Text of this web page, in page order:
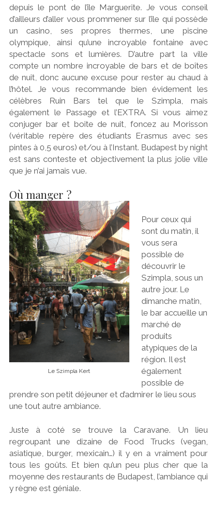
depuis le pont de l’île Marguerite. Je vous conseil
d’ailleurs d’aller vous prommener sur l’île qui possède
un casino, ses propres thermes, une piscine
olympique, ainsi qu’une incroyable fontaine avec
spectacle sons et lumières. D’autre part la ville
compte un nombre incroyable de bars et de boîtes
de nuit, donc aucune excuse pour rester au chaud à
l’hôtel. Je vous recommande bien évidement les
célèbres Ruin Bars tel que le Szimpla, mais
également le Passage et l’EXTRA. Si vous aimez
conjuger bar et boite de nuit, foncez au Morisson
(véritable repère des étudiants Erasmus avec ses
pintes à 0,5 euros) et/ou à l’Instant. Budapest by night
est sans conteste et objectivement la plus jolie ville
que je n’ai jamais vue.
Où manger ?
Le Szimpla Kert
Pour ceux qui
sont du matin, il
vous sera
possible de
découvrir le
Szimpla, sous un
autre jour. Le
dimanche matin,
le bar accueille un
marché de
produits
atypiques de la
région. Il est
également
possible de
prendre son petit déjeuner et d’admirer le lieu sous
une tout autre ambiance.
Juste à coté se trouve la Caravane. Un lieu
regroupant une dizaine de Food Trucks (vegan,
asiatique, burger, mexicain…) il y en a vraiment pour
tous les goûts. Et bien qu’un peu plus cher que la
moyenne des restaurants de Budapest, l’ambiance qui
y règne est géniale.